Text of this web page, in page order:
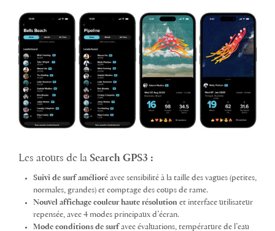
Les atouts de la Search GPS3 :
Suivi de surf amélioré avec sensibilité à la taille des vagues (petites,
normales, grandes) et comptage des coups de rame.
Nouvel affichage couleur haute résolution et interface utilisateur
repensée, avec 4 modes principaux d’écran.
Mode conditions de surf avec évaluations, température de l’eau